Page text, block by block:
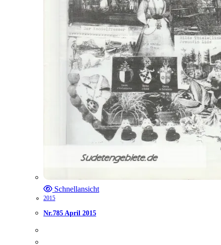
Schnellansicht
2015
Nr.785 April 2015